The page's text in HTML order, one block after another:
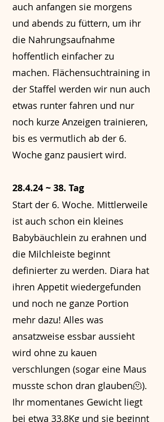
auch anfangen sie morgens
und abends zu füttern, um ihr
die Nahrungsaufnahme
hoffentlich einfacher zu
machen. Flächensuchtraining in
der Staffel werden wir nun auch
etwas runter fahren und nur
noch kurze Anzeigen trainieren,
bis es vermutlich ab der 6.
Woche ganz pausiert wird.
28.4.24 ~ 38. Tag
Start der 6. Woche. Mittlerweile
ist auch schon ein kleines
Babybäuchlein zu erahnen und
die Milchleiste beginnt
definierter zu werden. Diara hat
ihren Appetit wiedergefunden
und noch ne ganze Portion
mehr dazu! Alles was
ansatzweise essbar aussieht
wird ohne zu kauen
verschlungen (sogar eine Maus
musste schon dran glauben🫠).
Ihr momentanes Gewicht liegt
bei etwa 33,8Kg und sie beginnt